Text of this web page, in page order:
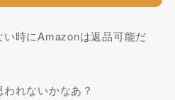
時にAmazonは返品可能だ
れないかなあ？